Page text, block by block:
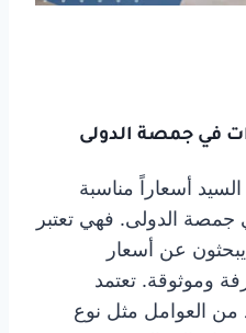
في جمصة الدولى
أسعاراً مناسبة
الدولى. فهي تعتبر
يبحثون عن أسعار
وموثوقة. تعتمد
من العوامل مثل نوع